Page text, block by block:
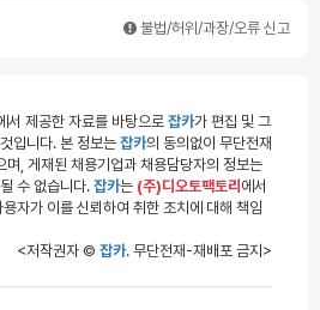
불법/허위/과장/오류 신고
서 제공한 자료를 바탕으로 잡카가 편집 및 그
입니다. 본 정보는 잡카의 동의없이 무단전재
며, 게재된 채용기업과 채용담당자의 정보는
수 없습니다. 잡카는 (주)디오토팩토리 에서
자가 이를 신뢰하여 취한 조치에 대해 책임
<저작권자 © 잡카. 무단전재-재배포 금지>